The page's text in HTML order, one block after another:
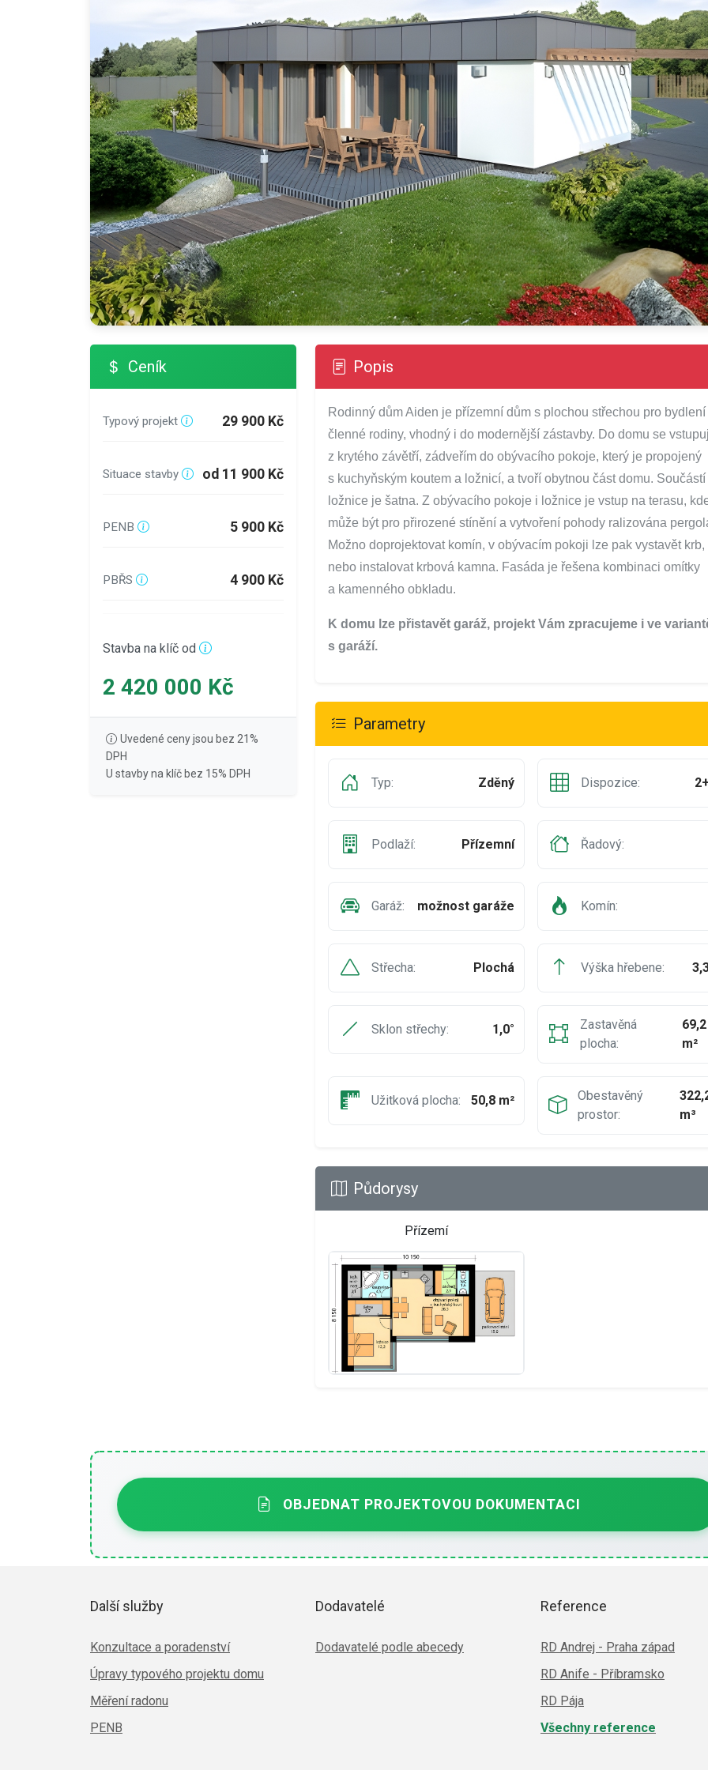
Ceník
Typový projekt 29 900 Kč
Situace stavby od 11 900 Kč
PENB 5 900 Kč
PBŘS 4 900 Kč
Stavba na klíč od
2 420 000 Kč
Uvedené ceny jsou bez 21%
DPH
U stavby na klíč bez 15% DPH
Popis
Rodinný dům Aiden je přízemní dům s plochou střechou pro bydlení
členné rodiny, vhodný i do modernější zástavby. Do domu se
z krytého závětří, zádveřím do obývacího pokoje, který je propojený
s kuchyňským koutem a ložnicí, a tvoří obytnou část domu. Součástí
ložnice je šatna. Z obývacího pokoje i ložnice je vstup na terasu,
může být pro přirozené stínění a vytvoření pohody ralizována
Možno doprojektovat komín, v obývacím pokoji lze pak vystavět krb,
nebo instalovat krbová kamna. Fasáda je řešena kombinaci omítky
a kamenného obkladu.
K domu lze přistavět garáž, projekt Vám zpracujeme i ve
s garáží.
Parametry
Typ: Zděný Dispozice:
Podlaží: Přízemní Řadový:
Garáž: možnost garáže Komín:
Střecha: Plochá Výška hřebene:
Sklon střechy: 1,0°
Zastavěná
plocha:
69,2
m²
Užitková plocha: 50,8 m²
Obestavěný
prostor:
m³
Půdorysy
Přízemí
OBJEDNAT PROJEKTOVOU DOKUMENTACI
Další služby
Konzultace a poradenství
Úpravy typového projektu domu
Měření radonu
PENB
Dodavatelé
Dodavatelé podle abecedy
Reference
RD Andrej - Praha západ
RD Anife - Příbramsko
RD Pája
Všechny reference